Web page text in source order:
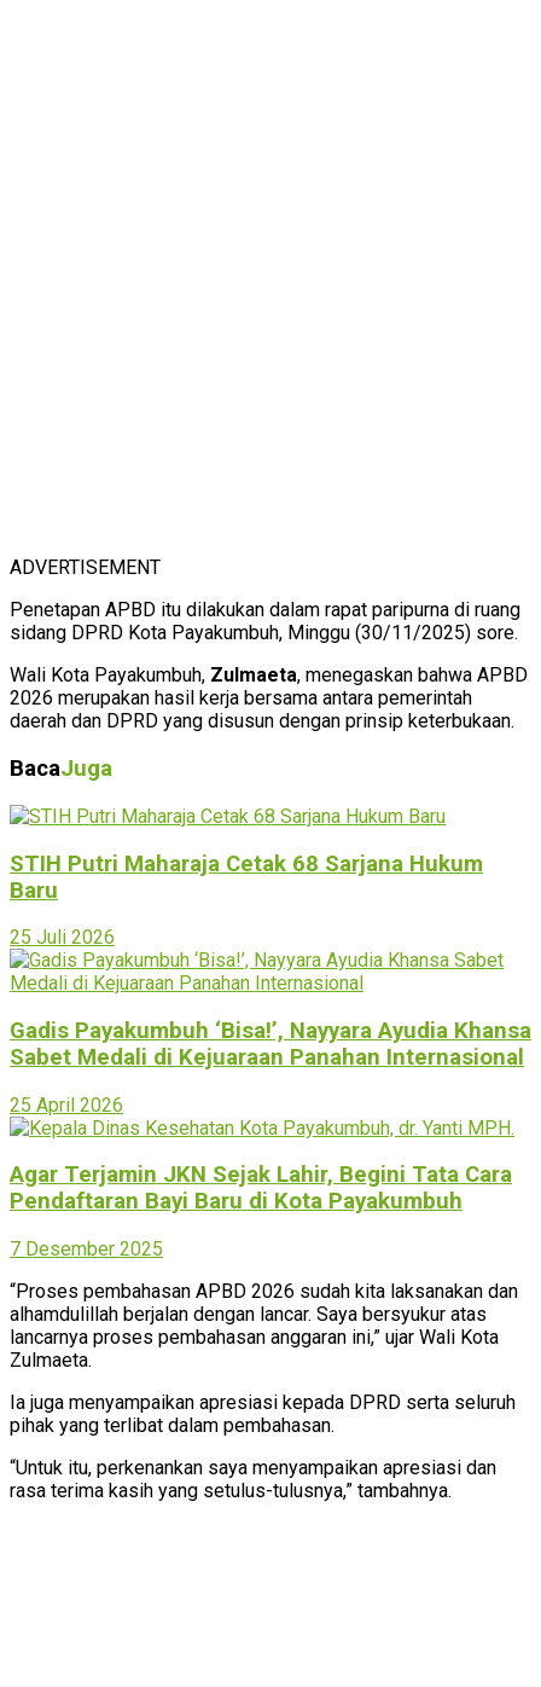
ADVERTISEMENT
Penetapan APBD itu dilakukan dalam rapat paripurna di ruang
sidang DPRD Kota Payakumbuh, Minggu (30/11/2025) sore.
Wali Kota Payakumbuh, Zulmaeta, menegaskan bahwa APBD
2026 merupakan hasil kerja bersama antara pemerintah
daerah dan DPRD yang disusun dengan prinsip keterbukaan.
BacaJuga
STIH Putri Maharaja Cetak 68 Sarjana Hukum
Baru
25 Juli 2026
Gadis Payakumbuh ‘Bisa!’, Nayyara Ayudia Khansa
Sabet Medali di Kejuaraan Panahan Internasional
25 April 2026
Agar Terjamin JKN Sejak Lahir, Begini Tata Cara
Pendaftaran Bayi Baru di Kota Payakumbuh
7 Desember 2025
“Proses pembahasan APBD 2026 sudah kita laksanakan dan
alhamdulillah berjalan dengan lancar. Saya bersyukur atas
lancarnya proses pembahasan anggaran ini,” ujar Wali Kota
Zulmaeta.
Ia juga menyampaikan apresiasi kepada DPRD serta seluruh
pihak yang terlibat dalam pembahasan.
“Untuk itu, perkenankan saya menyampaikan apresiasi dan
rasa terima kasih yang setulus-tulusnya,” tambahnya.